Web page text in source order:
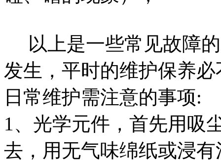
以上是一些常见故障
发生，平时的维护保养
日常维护需注意的事项:
1、光学元件，首先用吸
去，用无气味绵纸或浸